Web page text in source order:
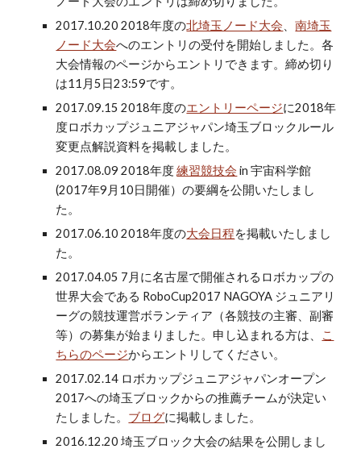
2017.10.20 2018年度の北埼玉ノード大会 、南埼玉
ノード大会へのエントリの受付を開始しました。各
大会情報のページからエントリできます。締め切り
は11月5日23:59です。
2017.09.15 2018年度のエントリーページに2018年
度ロボカップジュニアジャパン埼玉ブロックルール
変更点解説資料を掲載しました。
2017.08.09 2018年度練習競技会 in 宇宙科学館
(2017年9月10日開催）の要綱を公開いたしまし
た。
2017.06.10 2018年度の大会日程を掲載いたしまし
た。
2017.04.05 7月に名古屋で開催されるロボカップの
世界大会である RoboCup2017 NAGOYA ジュニアリ
ーグの競技運営ボランティア（各競技の主審、副審
等）の募集が始まりました。申し込まれる方は、 こ
ちらのページからエントリしてください。
2017.02.14 ロボカップジュニアジャパンオープン
2017への埼玉ブロックからの推薦チームが決定い
たしました。 ブログに掲載しました。
2016.12.20 埼玉ブロック大会の結果を公開しまし